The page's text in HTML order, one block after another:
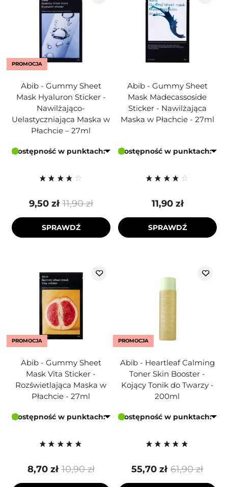
PROMOCJA
Abib - Gummy Sheet
Mask Hyaluron Sticker -
Nawilżająco-
Uelastyczniająca Maska w
Płachcie – 27ml
Dostępność w punktach:
11,90 zł
9,50 zł
SPRAWDŹ
Abib - Gummy Sheet
Mask Madecassoside
Sticker - Nawilżająca
Maska w Płachcie - 27ml
Dostępność w punktach:
11,90 zł
SPRAWDŹ
PROMOCJA
Abib - Gummy Sheet
Mask Vita Sticker -
Rozświetlająca Maska w
Płachcie - 27ml
Dostępność w punktach:
10,90 zł
8,70 zł
PROMOCJA
Abib - Heartleaf Calming
Toner Skin Booster -
Kojący Tonik do Twarzy -
200ml
Dostępność w punktach:
61,90 zł
55,70 zł